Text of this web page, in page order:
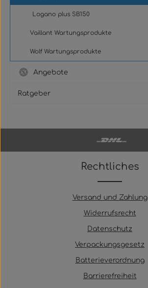
Logano plus SB150
Vaillant Wartungsprodukte
Wolf Wartungsprodukte
Angebote
Ratgeber
Rechtliches
Versand und Zahlung
Widerrufsrecht
Datenschutz
Verpackungsgesetz
Batterieverordnung
Barrierefreiheit